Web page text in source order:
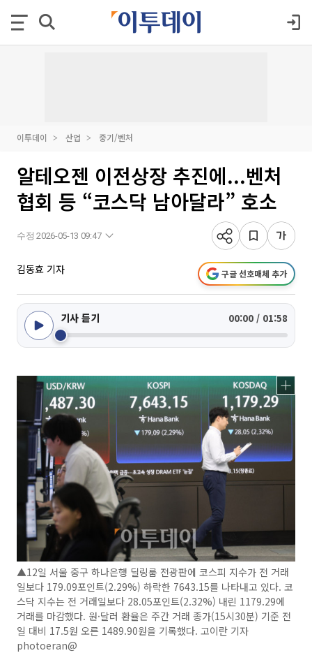
이투데이 산업 중기/벤처
알테오젠 이전상장 추진에...벤처
협회 등 “코스닥 남아달라” 호소
수정 2026-05-13 09:47
김동효 기자 구글 선호매체 추가
기사 듣기 00:00 / 01:58
▲12일 서울 중구 하나은행 딜링룸 전광판에 코스피 지수가 전 거래
일보다 179.09포인트(2.29%) 하락한 7643.15를 나타내고 있다. 코
스닥 지수는 전 거래일보다 28.05포인트(2.32%) 내린 1179.29에
거래를 마감했다. 원·달러 환율은 주간 거래 종가(15시30분) 기준 전
일 대비 17.5원 오른 1489.90원을 기록했다. 고이란 기자
photoeran@